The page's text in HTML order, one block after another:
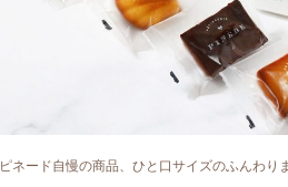
ピネード自慢の商品、ひと口サイズのふんわり